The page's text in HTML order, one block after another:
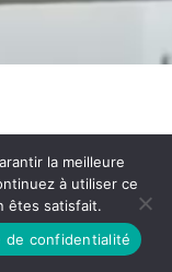
Confidentialité
la meilleure
à utiliser ce
êtes satisfait.
de confidentialité